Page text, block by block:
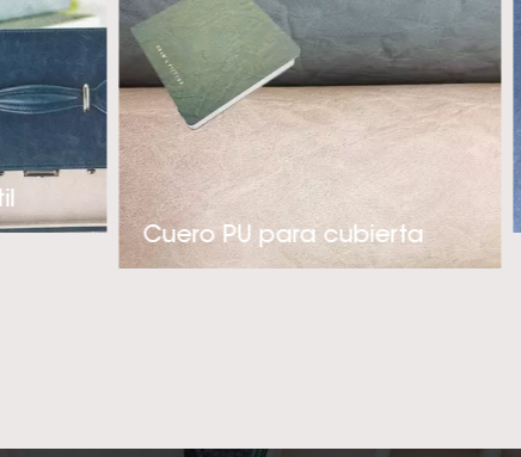
suave al
de lujo. Con
proactivo en
adaptan a
de PU
ropa, fundas
empresa es
sintético PU
Cuero PU para cubierta